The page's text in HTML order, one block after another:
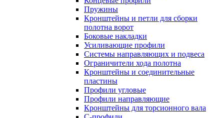
Пружины
Кронштейны и петли для сборки
полотна ворот
Боковые накладки
Усиливающие профили
Системы направляющих и подвеса
Ограничители хода полотна
Кронштейны и соединительные
пластины
Профили угловые
Профили направляющие
Кронштейны для торсионного вала